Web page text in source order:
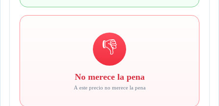
👎
No merece la pena
A este precio no merece la pena